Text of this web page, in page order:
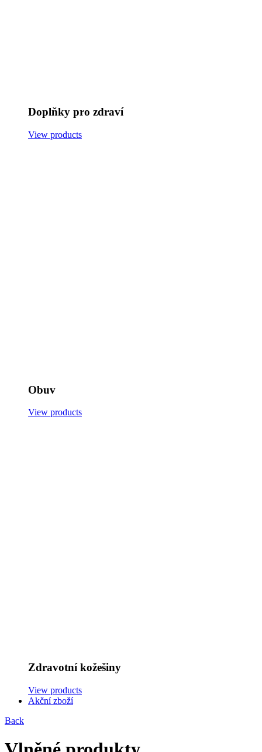
Doplňky pro zdraví
View products
Obuv
View products
Zdravotní kožešiny
View products
Akční zboží
Back